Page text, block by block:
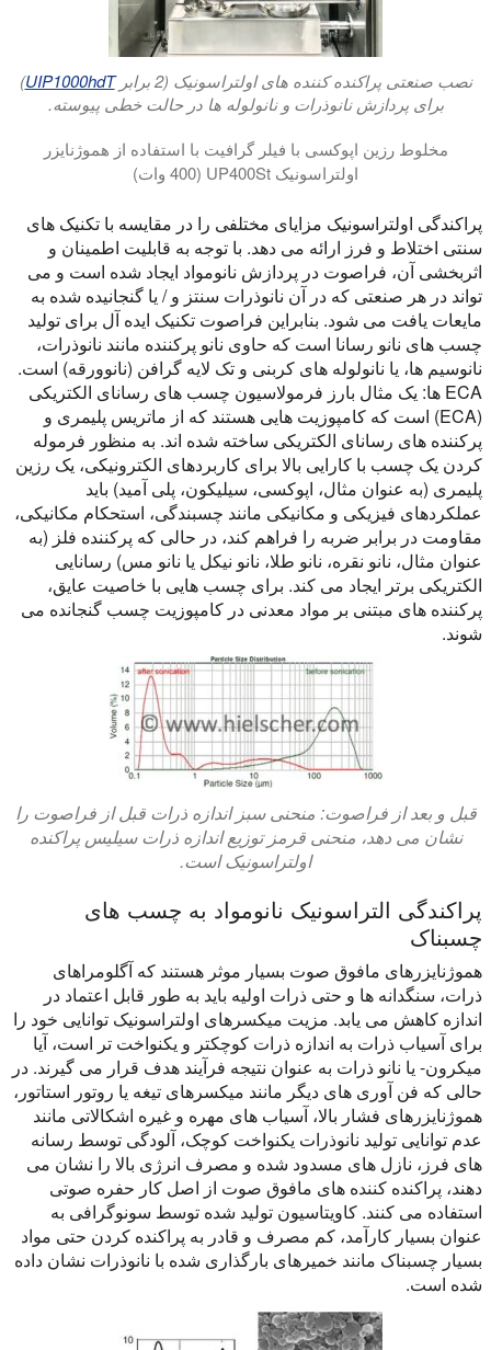
نصب صنعتی پراکنده کننده های اولتراسونیک (2 برابر UIP1000hdT
)
برای پردازش نانوذرات و نانولوله ها در حالت خطی پیوسته.
مخلوط رزین اپوکسی با فیلر گرافیت با استفاده از هموژنایزر
اولتراسونیک UP400St (400 وات)
پراکندگی اولتراسونیک مزایای مختلفی را در مقایسه با تکنیک های
سنتی اختلاط و فرز ارائه می دهد. با توجه به قابلیت اطمینان و
اثربخشی آن، فراصوت در پردازش نانومواد ایجاد شده است و می
تواند در هر صنعتی که در آن نانوذرات سنتز و / یا گنجانیده شده به
مایعات یافت می شود. بنابراین فراصوت تکنیک ایده آل برای تولید
چسب های نانو رسانا است که حاوی نانو پرکننده مانند نانوذرات،
نانوسیم ها، یا نانولوله های کربنی و تک لایه گرافن (نانوورقه) است.
ECA ها:
یک مثال بارز فرمولاسیون چسب های رسانای الکتریکی
(ECA) است که کامپوزیت هایی هستند که از ماتریس پلیمری و
پرکننده های رسانای الکتریکی ساخته شده اند. به منظور فرموله
کردن یک چسب با کارایی بالا برای کاربردهای الکترونیکی، یک رزین
پلیمری (به عنوان مثال، اپوکسی، سیلیکون، پلی آمید) باید
عملکردهای فیزیکی و مکانیکی مانند چسبندگی، استحکام مکانیکی،
مقاومت در برابر ضربه را فراهم کند، در حالی که پرکننده فلز (به
عنوان مثال، نانو نقره، نانو طلا، نانو نیکل یا نانو مس) رسانایی
الکتریکی برتر ایجاد می کند. برای چسب هایی با خاصیت عایق،
پرکننده های مبتنی بر مواد معدنی در کامپوزیت چسب گنجانده می
شوند.
قبل و بعد از فراصوت: منحنی سبز اندازه ذرات قبل از فراصوت را
نشان می دهد، منحنی قرمز توزیع اندازه ذرات سیلیس پراکنده
اولتراسونیک است.
پراکندگی التراسونیک نانومواد به چسب های
چسبناک
هموژنایزرهای مافوق صوت بسیار موثر هستند که آگلومراهای
ذرات، سنگدانه ها و حتی ذرات اولیه باید به طور قابل اعتماد در
اندازه کاهش می یابد. مزیت میکسرهای اولتراسونیک توانایی خود را
برای آسیاب ذرات به اندازه ذرات کوچکتر و یکنواخت تر است، آیا
میکرون- یا نانو ذرات به عنوان نتیجه فرآیند هدف قرار می گیرند. در
حالی که فن آوری های دیگر مانند میکسرهای تیغه یا روتور استاتور،
هموژنایزرهای فشار بالا، آسیاب های مهره و غیره اشکالاتی مانند
عدم توانایی تولید نانوذرات یکنواخت کوچک، آلودگی توسط رسانه
های فرز، نازل های مسدود شده و مصرف انرژی بالا را نشان می
دهند، پراکنده کننده های مافوق صوت از اصل کار حفره صوتی
استفاده می کنند. کاویتاسیون تولید شده توسط سونوگرافی به
عنوان بسیار کارآمد، کم مصرف و قادر به پراکنده کردن حتی مواد
بسیار چسبناک مانند خمیرهای بارگذاری شده با نانوذرات نشان داده
شده است.